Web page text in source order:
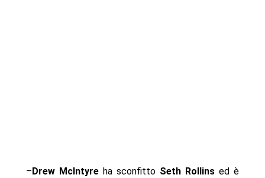
– Drew McIntyre ha sconfitto Seth Rollinsed è